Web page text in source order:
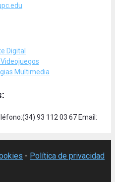
Digital
Multimedia
93 112 03 67 Email:
- Política de privacidad